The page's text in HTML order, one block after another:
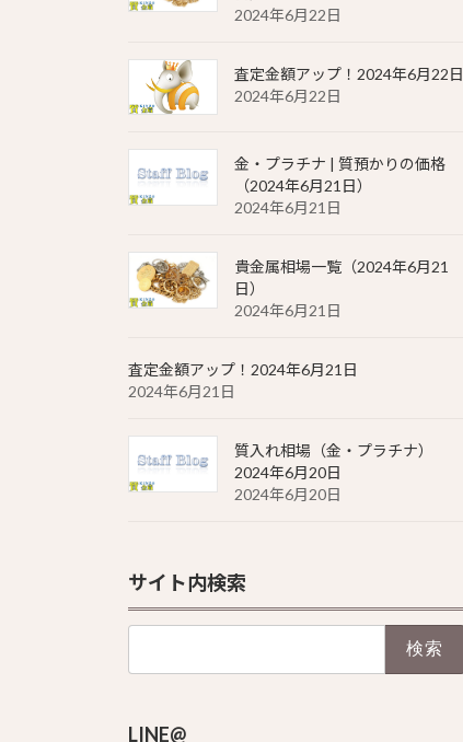
2024年6月22日
査定金額アップ！2024年6月22日
2024年6月22日
金・プラチナ | 質預かりの価格
（2024年6月21日）
2024年6月21日
貴金属相場一覧（2024年6月21
日）
2024年6月21日
査定金額アップ！2024年6月21日
2024年6月21日
質入れ相場（金・プラチナ）
2024年6月20日
2024年6月20日
サイト内検索
LINE@